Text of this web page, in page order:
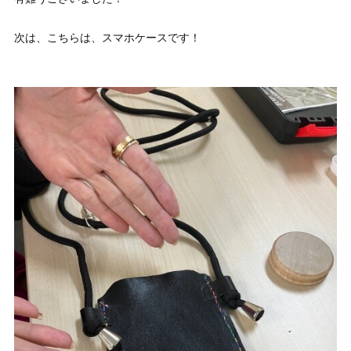
次は、こちらは、スマホケースです！